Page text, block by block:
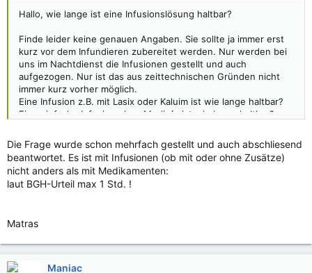
Hallo, wie lange ist eine Infusionslösung haltbar?
Finde leider keine genauen Angaben. Sie sollte ja immer erst
kurz vor dem Infundieren zubereitet werden. Nur werden bei
uns im Nachtdienst die Infusionen gestellt und auch
aufgezogen. Nur ist das aus zeittechnischen Gründen nicht
immer kurz vorher möglich.
Eine Infusion z.B. mit Lasix oder Kaluim ist wie lange haltbar?
Eine einfache Infusion ohne Medis´s ist wie lange haltbar?
Bei uns scheiden sich da die Geister.
Freue mich über eine Antwort und hoffe meine Frage "klar"
gestellt zu haben
vlg
Die Frage wurde schon mehrfach gestellt und auch abschliesend
beantwortet. Es ist mit Infusionen (ob mit oder ohne Zusätze)
nicht anders als mit Medikamenten:
laut BGH-Urteil max 1 Std. !
Matras
Maniac